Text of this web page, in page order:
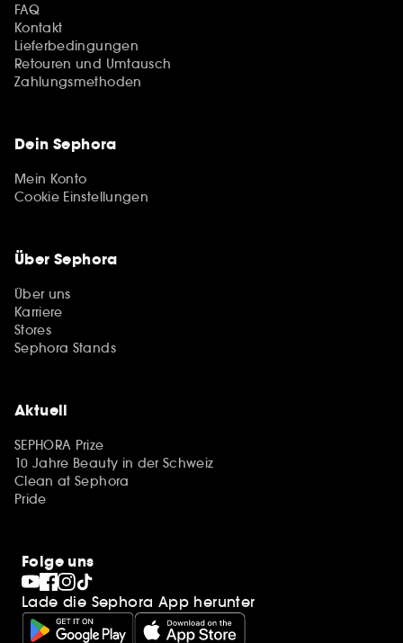
FAQ
Kontakt
Lieferbedingungen
Retouren und Umtausch
Zahlungsmethoden
Dein Sephora
Mein Konto
Cookie Einstellungen
Über Sephora
Über uns
Karriere
Stores
Sephora Stands
Aktuell
SEPHORA Prize
10 Jahre Beauty in der Schweiz
Clean at Sephora
Pride
Folge uns
Lade die Sephora App herunter